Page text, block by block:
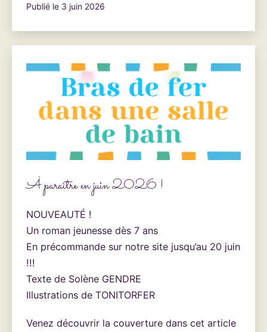
Publié le 3 juin 2026
À paraître en juin 2026 !
NOUVEAUTÉ !
Un roman jeunesse dès 7 ans
En précommande sur notre site jusqu’au 20 juin
!!!
Texte de Solène GENDRE
Illustrations de TONITORFER
Venez découvrir la couverture dans cet article